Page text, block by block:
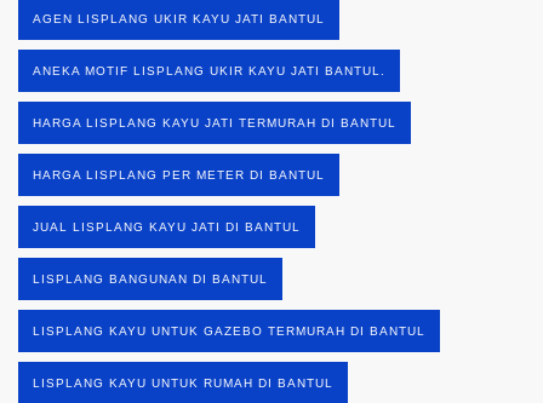
AGEN LISPLANG UKIR KAYU JATI BANTUL
ANEKA MOTIF LISPLANG UKIR KAYU JATI BANTUL.
HARGA LISPLANG KAYU JATI TERMURAH DI BANTUL
HARGA LISPLANG PER METER DI BANTUL
JUAL LISPLANG KAYU JATI DI BANTUL
LISPLANG BANGUNAN DI BANTUL
LISPLANG KAYU UNTUK GAZEBO TERMURAH DI BANTUL
LISPLANG KAYU UNTUK RUMAH DI BANTUL